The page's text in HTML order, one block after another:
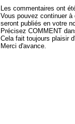
Les commentaires ont
Vous pouvez continuer à
seront publiés en votre
Précisez COMMENT
Cela fait toujours plaisir
Merci d'avance.